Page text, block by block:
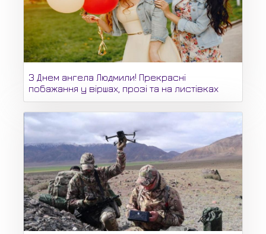
З Днем ангела Людмили! Прекрасні
побажання у віршах, прозі та на листівках